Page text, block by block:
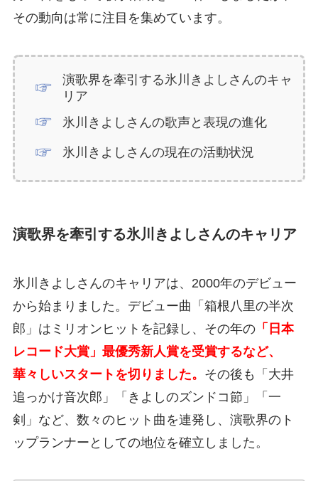
その動向は常に注目を集めています。
演歌界を牽引する氷川きよしさんのキャ
リア
氷川きよしさんの歌声と表現の進化
氷川きよしさんの現在の活動状況
演歌界を牽引する氷川きよしさんのキャリア
氷川きよしさんのキャリアは、2000年のデビュー
から始まりました。デビュー曲「箱根八里の半次
郎」はミリオンヒットを記録し、その年の「日本
レコード大賞」最優秀新人賞を受賞するなど、
華々しいスタートを切りました。 その後も「大井
追っかけ音次郎」「きよしのズンドコ節」「一
剣」など、数々のヒット曲を連発し、演歌界のト
ップランナーとしての地位を確立しました。